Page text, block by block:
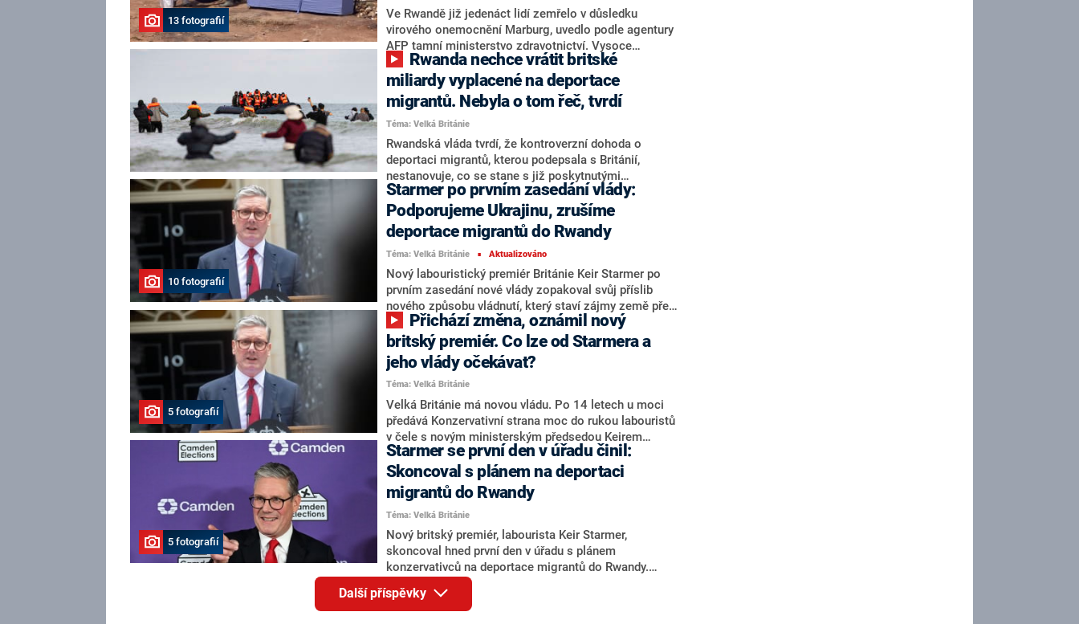
13 fotografií
Ve Rwandě již jedenáct lidí zemřelo v důsledku
virového onemocnění Marburg, uvedlo podle agentury
AFP tamní ministerstvo zdravotnictví. Vysoce
nebezpečný virus podobný ebole má úmrtnost až 88
procent a Světová zdravotnická organizace (WHO)
varuje, že by se mohl rychle šířit i do dalších zemí.
Virus způsobuje vysokou horečku, často
doprovázenou krvácením, které postihuje několik
orgánů. Od vypuknutí epidemie na konci září bylo v
zemi potvrzeno přibližně 36 případů. Jeho původ je
záhadou, ale stopy vedou do jeskyní mezi netopýry,
píší zahraniční weby.
miliardy vyplacené na deportace
migrantů. Nebyla o tom řeč, tvrdí
Téma: Velká Británie
Rwandská vláda tvrdí, že kontroverzní dohoda o
deportaci migrantů, kterou podepsala s Británií,
nestanovuje, co se stane s již poskytnutými
finančními prostředky v případě odstoupení od
smlouvy. To přitom avizovala nově zvolená britská
vláda. O detailech smlouvy informovala v úterý
agentura AFP.
10 fotografií
Starmer po prvním zasedání vlády:
Podporujeme Ukrajinu, zrušíme
deportace migrantů do Rwandy
Téma: Velká Británie ■ Aktualizováno
Nový labouristický premiér Británie Keir Starmer po
prvním zasedání nové vlády zopakoval svůj příslib
nového způsobu vládnutí, který staví zájmy země před
zájmy strany. Při první tiskové konferenci v Downing
Street nebyl v sobotu ohledně svých příštích kroků
příliš konkrétní. Potvrdil však, že hodlá zrušit program
deportací migrantů do Rwandy z dílny konzervativců,
dodržet závazek vydávat 2,5 procenta HDP na obranu
a dále podporovat Ukrajinu v obraně proti ruské invazi.
5 fotografií
britský premiér. Co lze od Starmera a
jeho vlády očekávat?
Téma: Velká Británie
Velká Británie má novou vládu. Po 14 letech u moci
předává Konzervativní strana moc do rukou labouristů
v čele s novým ministerským předsedou Keirem
Starmerem. Ten sliboval, že se kurz země v mnoha
ohledech změní. Co lze od nové Starmerovy vlády
očekávat?
5 fotografií
Starmer se první den v úřadu činil:
Skoncoval s plánem na deportaci
migrantů do Rwandy
Téma: Velká Británie
Nový britský premiér, labourista Keir Starmer,
skoncoval hned první den v úřadu s plánem
konzervativců na deportace migrantů do Rwandy.
Uvedl to server listu The Telegraph s odvoláním na
vícero zdrojů. Migrační dohoda s Rwandou, která měla
Londýnu pomoci vyřešit nárůst počtu přistěhovalců
Další příspěvky